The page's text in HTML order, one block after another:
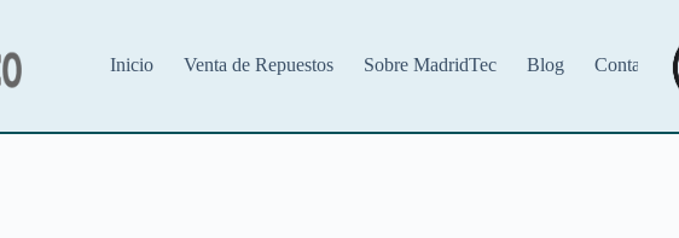
Inicio Venta de Repuestos Sobre MadridTec Blog Contacto